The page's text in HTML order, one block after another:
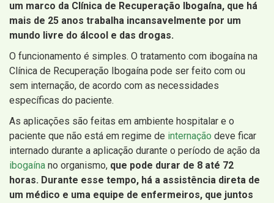
um marco da Clínica de Recuperação Ibogaína, que há
mais de 25 anos trabalha incansavelmente por um
mundo livre do álcool e das drogas.
O funcionamento é simples. O tratamento com ibogaína na
Clínica de Recuperação Ibogaína pode ser feito com ou
sem internação, de acordo com as necessidades
específicas do paciente.
As aplicações são feitas em ambiente hospitalar e o
paciente que não está em regime de internação deve ficar
internado durante a aplicação durante o período de ação da
ibogaína no organismo, que pode durar de 8 até 72
horas. Durante esse tempo, há a assistência direta de
um médico e uma equipe de enfermeiros, que juntos